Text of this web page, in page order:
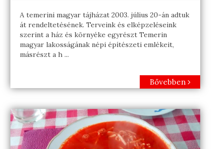
A temerini magyar tájházat 2003. július 20-án adtuk
át rendeltetésének. Terveink és elképzeléseink
szerint a ház és környéke egyrészt Temerin
magyar lakosságának népi építészeti emlékeit,
másrészt a h ...
Bővebben